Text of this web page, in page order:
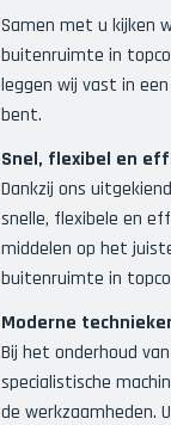
Samen met u kijken
buitenruimte in
leggen wij vast in
bent.
Snel, flexibel en
Dankzij ons
snelle, flexibele en
middelen op het
buitenruimte in
Moderne
Bij het onderhoud
specialistische
de werkzaamheden.